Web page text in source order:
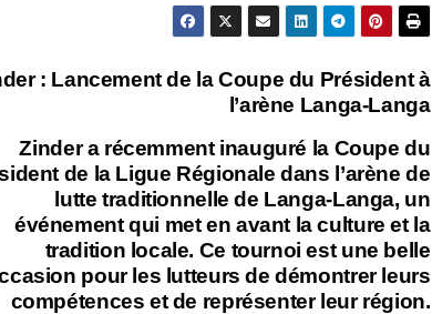
: Lancement de la Coupe du Président à
l’arène Langa-Langa
Zinder a récemment inauguré la Coupe du
de la Ligue Régionale dans l’arène de
lutte traditionnelle de Langa-Langa, un
événement qui met en avant la culture et la
tradition locale. Ce tournoi est une belle
pour les lutteurs de démontrer leurs
compétences et de représenter leur région.